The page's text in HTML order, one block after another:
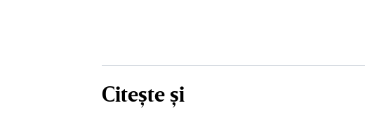
Citește și